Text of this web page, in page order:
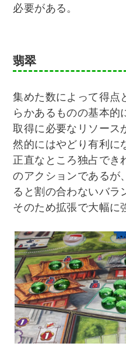
必要がある。
翡翠
集めた数によって得点
らかあるものの基本的
取得に必要なリソース
然的にはやどり有利に
正直なところ独占でき
のアクションであるが
ると割の合わないバラ
そのため拡張で大幅に